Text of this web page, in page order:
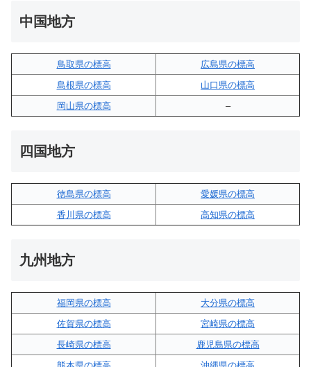
中国地方
鳥取県の標高
広島県の標高
島根県の標高
山口県の標高
岡山県の標高
–
四国地方
徳島県の標高
愛媛県の標高
香川県の標高
高知県の標高
九州地方
福岡県の標高
大分県の標高
佐賀県の標高
宮崎県の標高
長崎県の標高
鹿児島県の標高